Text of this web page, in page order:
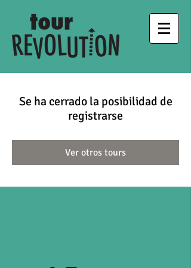
Se ha cerrado la posibilidad de
registrarse
Ver otros tours